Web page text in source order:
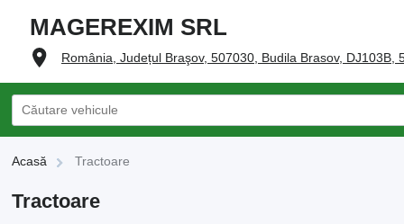
MAGEREXIM SRL
România, Județul Braşov, 507030, Budila Brasov, DJ103B,
Acasă Tractoare
Tractoare